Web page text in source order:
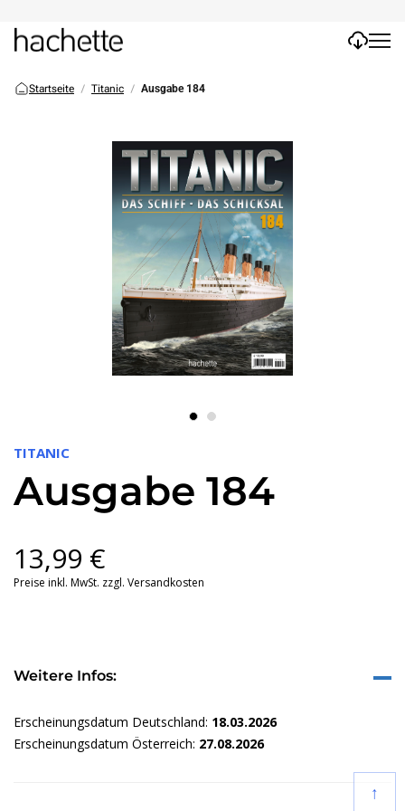
Startseite Titanic Ausgabe 184
TITANIC
Ausgabe 184
13,99 €
Preise inkl. MwSt. zzgl. Versandkosten
Weitere Infos:
Erscheinungsdatum Deutschland: 18.03.2026
Erscheinungsdatum Österreich: 27.08.2026
↑